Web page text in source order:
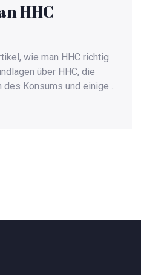
HHC
wie man HHC richtig
über HHC, die
Konsums und einige
Nutzung. Entdecken
erhalten Sie hilfreiche